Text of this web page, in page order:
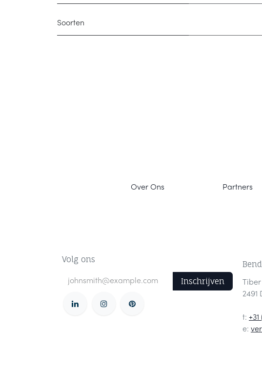
Soorten
Volg ons
Inschrijven
2491
t: +31
e:
Partners
Over Ons